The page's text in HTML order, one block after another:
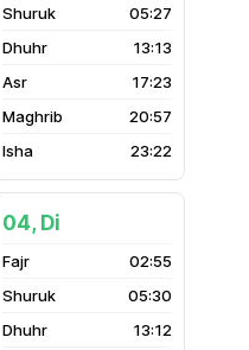
05:27
13:13
17:23
20:57
23:22
04, Di
02:55
05:30
13:12